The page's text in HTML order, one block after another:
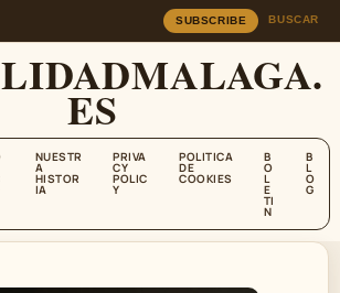
SUBSCRIBE BUSCAR
ES
NUESTR
A
HISTOR
IA
PRIVA
CY
POLIC
Y
POLITICA
DE
COOKIES
B
O
L
E
TI
N
B
L
O
G